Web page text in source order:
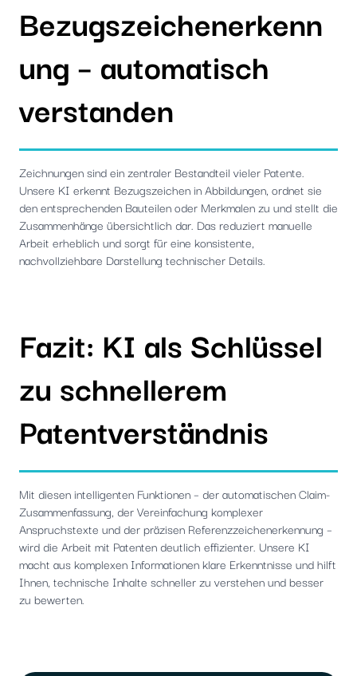
Bezugszeichenerkenn
ung – automatisch
verstanden
Zeichnungen sind ein zentraler Bestandteil vieler Patente.
Unsere KI erkennt Bezugszeichen in Abbildungen, ordnet sie
den entsprechenden Bauteilen oder Merkmalen zu und stellt die
Zusammenhänge übersichtlich dar. Das reduziert manuelle
Arbeit erheblich und sorgt für eine konsistente,
nachvollziehbare Darstellung technischer Details.
Fazit: KI als Schlüssel
zu schnellerem
Patentverständnis
Mit diesen intelligenten Funktionen – der automatischen Claim-
Zusammenfassung, der Vereinfachung komplexer
Anspruchstexte und der präzisen Referenzzeichenerkennung –
wird die Arbeit mit Patenten deutlich effizienter. Unsere KI
macht aus komplexen Informationen klare Erkenntnisse und hilft
Ihnen, technische Inhalte schneller zu verstehen und besser
zu bewerten.